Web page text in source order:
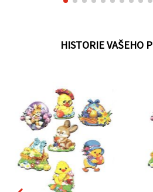
HISTORIE VAŠEHO